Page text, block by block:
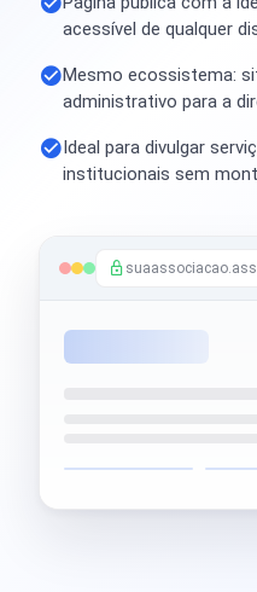
acessível de qualquer
Mesmo ecossistema:
administrativo para a
Ideal para divulgar
institucionais sem